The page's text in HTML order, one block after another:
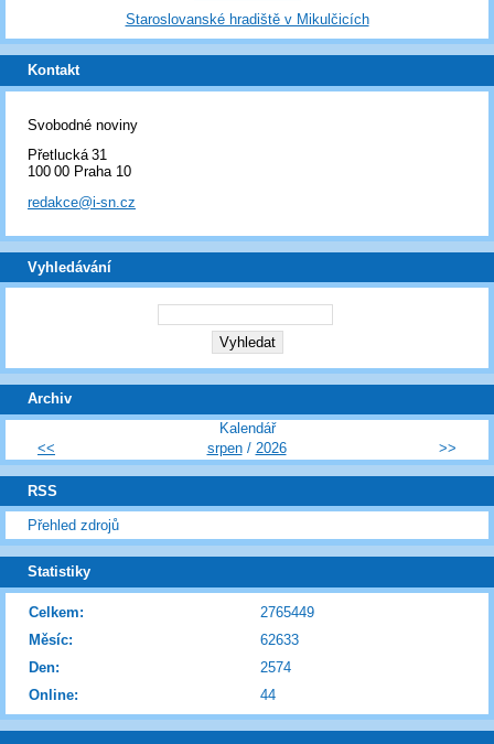
Staroslovanské hradiště v Mikulčicích
Kontakt
Svobodné noviny
Přetlucká 31
100 00 Praha 10
redakce@i-sn.cz
Vyhledávání
Archiv
Kalendář
<<
srpen/ 2026 >>
RSS
Přehled zdrojů
Statistiky
Online: 44
Celkem:
2765449
Měsíc:
62633
Den:
2574